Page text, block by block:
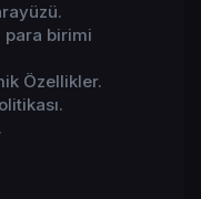
para birimi
Özellikler.